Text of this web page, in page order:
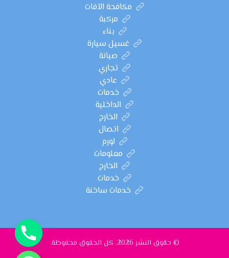
مكافحة الآفات
مركبة
بناء
غسيل سيارة
صيانة
تجاري
عادي
خدمات
الداخلية
الخارج
اتصال
لورم
معلومات
الخارج
خدمات
خدمات ساخنة
© حقوق النشر 2026. كل الحقوق محفوظة.